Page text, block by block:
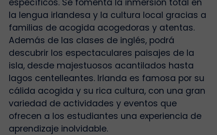
la lengua irlandesa y la cultura local gracias a
familias de acogida acogedoras y atentas.
Además de las clases de inglés, podrá
descubrir los espectaculares paisajes de la
isla, desde majestuosos acantilados hasta
lagos centelleantes. Irlanda es famosa por su
cálida acogida y su rica cultura, con una gran
variedad de actividades y eventos que
ofrecen a los estudiantes una experiencia de
aprendizaje inolvidable.